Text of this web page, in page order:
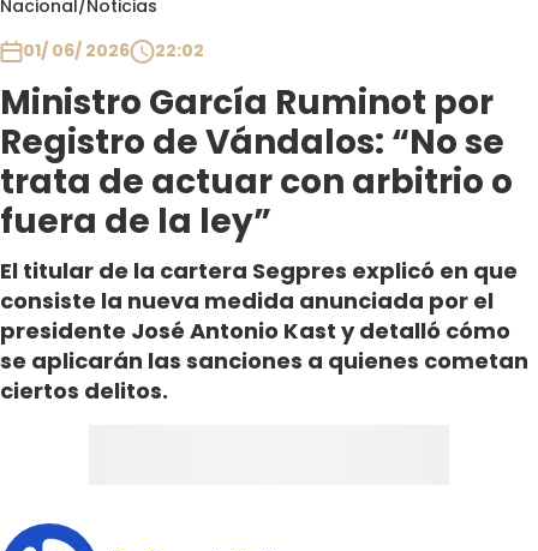
Nacional/Noticias
01/ 06/ 2026
22:02
Ministro García Ruminot por
Registro de Vándalos: “No se
trata de actuar con arbitrio o
fuera de la ley”
El titular de la cartera Segpres explicó en que
consiste la nueva medida anunciada por el
presidente José Antonio Kast y detalló cómo
se aplicarán las sanciones a quienes cometan
ciertos delitos.
Club De La Comedia
Contigo en Directo
Plan Perfecto
El Tiempo
Sabingo
Todos Los Programas